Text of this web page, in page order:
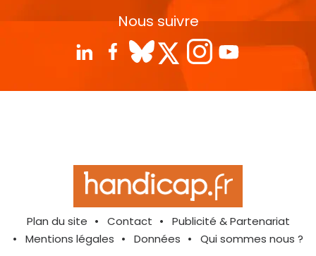
Nous suivre
Plan du site Contact
Publicité & Partenariat
Mentions légales
Données Qui sommes nous ?